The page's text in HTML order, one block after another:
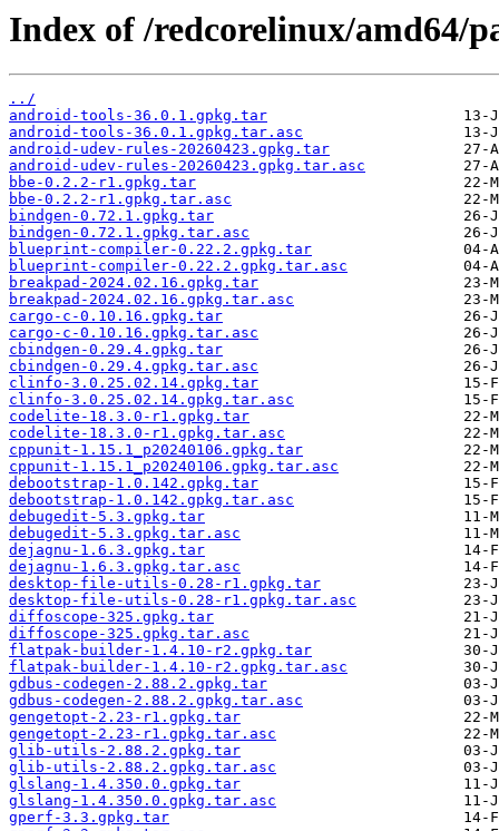
Index of /redcorelinux/amd64/
../
android-tools-36.0.1.gpkg.tar
android-tools-36.0.1.gpkg.tar.asc
android-udev-rules-20260423.gpkg.tar
android-udev-rules-20260423.gpkg.tar.asc
bbe-0.2.2-r1.gpkg.tar
bbe-0.2.2-r1.gpkg.tar.asc
bindgen-0.72.1.gpkg.tar
bindgen-0.72.1.gpkg.tar.asc
blueprint-compiler-0.22.2.gpkg.tar
blueprint-compiler-0.22.2.gpkg.tar.asc
breakpad-2024.02.16.gpkg.tar
breakpad-2024.02.16.gpkg.tar.asc
cargo-c-0.10.16.gpkg.tar
cargo-c-0.10.16.gpkg.tar.asc
cbindgen-0.29.4.gpkg.tar
cbindgen-0.29.4.gpkg.tar.asc
clinfo-3.0.25.02.14.gpkg.tar
clinfo-3.0.25.02.14.gpkg.tar.asc
codelite-18.3.0-r1.gpkg.tar
codelite-18.3.0-r1.gpkg.tar.asc
cppunit-1.15.1_p20240106.gpkg.tar
cppunit-1.15.1_p20240106.gpkg.tar.asc
debootstrap-1.0.142.gpkg.tar
debootstrap-1.0.142.gpkg.tar.asc
debugedit-5.3.gpkg.tar
debugedit-5.3.gpkg.tar.asc
dejagnu-1.6.3.gpkg.tar
dejagnu-1.6.3.gpkg.tar.asc
desktop-file-utils-0.28-r1.gpkg.tar
desktop-file-utils-0.28-r1.gpkg.tar.asc
diffoscope-325.gpkg.tar
diffoscope-325.gpkg.tar.asc
flatpak-builder-1.4.10-r2.gpkg.tar
flatpak-builder-1.4.10-r2.gpkg.tar.asc
gdbus-codegen-2.88.2.gpkg.tar
gdbus-codegen-2.88.2.gpkg.tar.asc
gengetopt-2.23-r1.gpkg.tar
gengetopt-2.23-r1.gpkg.tar.asc
glib-utils-2.88.2.gpkg.tar
glib-utils-2.88.2.gpkg.tar.asc
glslang-1.4.350.0.gpkg.tar
glslang-1.4.350.0.gpkg.tar.asc
gperf-3.3.gpkg.tar